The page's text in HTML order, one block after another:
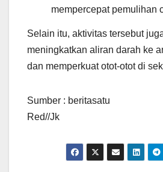
mempercepat pemulihan
Selain itu, aktivitas tersebut
meningkatkan aliran darah ke
dan memperkuat otot-otot di
Sumber : beritasatu
Red//Jk